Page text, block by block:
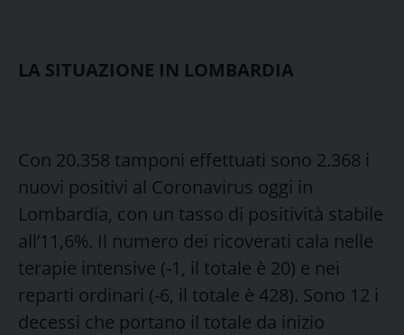
LA SITUAZIONE IN LOMBARDIA
Con 20.358 tamponi effettuati sono 2.368 i
nuovi positivi al Coronavirus oggi in
Lombardia, con un tasso di positività stabile
all’11,6%. Il numero dei ricoverati cala nelle
terapie intensive (-1, il totale è 20) e nei
reparti ordinari (-6, il totale è 428). Sono 12 i
decessi che portano il totale da inizio